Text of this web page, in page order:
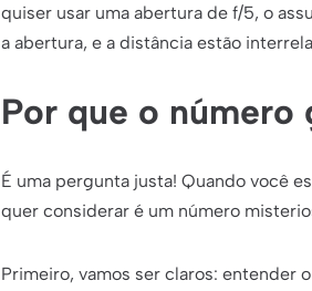
quiser usar uma abertura de f/5, o
a abertura, e a distância estão
Por que o
É uma pergunta justa! Quando você
quer considerar é um número
Primeiro, vamos ser claros: entender